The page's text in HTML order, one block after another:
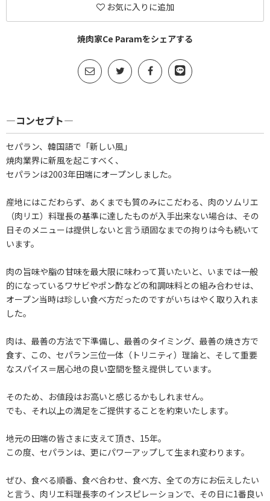
お気に入りに追加
焼肉家Ce Paramをシェアする
―コンセプト―
セパラン、韓国語で「新しい風」
焼肉業界に新風を起こすべく、
セパランは2003年田端にオープンしました。
産地にはこだわらず、あくまでも質のみにこだわる、肉のソムリエ
（肉リエ）料理長の基準に達したものが入手出来ない場合は、その
日そのメニューは提供しないと言う頑固なまでの拘りは今も続いて
います。
肉の旨味や脂の甘味を最大限に味わって貰いたいと、いまでは一般
的になっているワサビやポン酢などの和調味料との組み合わせは、
オープン当時は珍しい食べ方だったのですがいちはやく取り入れま
した。
肉は、最善の方法で下準備し、最善のタイミング、最善の焼き方で
食す、この、セパラン三位一体（トリニティ）理論と、そして重要
なスパイス＝居心地の良い空間を整え提供しています。
​そのため、お値段はお高いと感じるかもしれません。
でも、それ以上の満足をご提供することを約束いたします。
​地元の田端の皆さまに支えて頂き、15年。
この度、セパランは、更にパワーアップして生まれ変わります。
​ぜひ、食べる順番、食べ合わせ、食べ方、全ての方にお伝えしたい
と言う、肉リエ料理長李のインスピレーションで、その日に1番良い